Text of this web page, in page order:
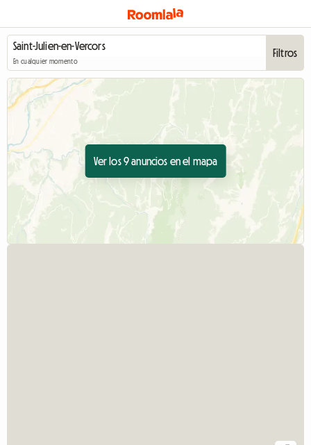
En cualquier momento
Filtros
Ver los 9 anuncios en el mapa